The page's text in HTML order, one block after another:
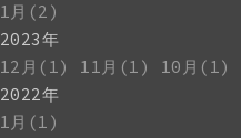
1月(2)
2023年
12月(1)
11月(1) 10月(1)
2022年
1月(1)